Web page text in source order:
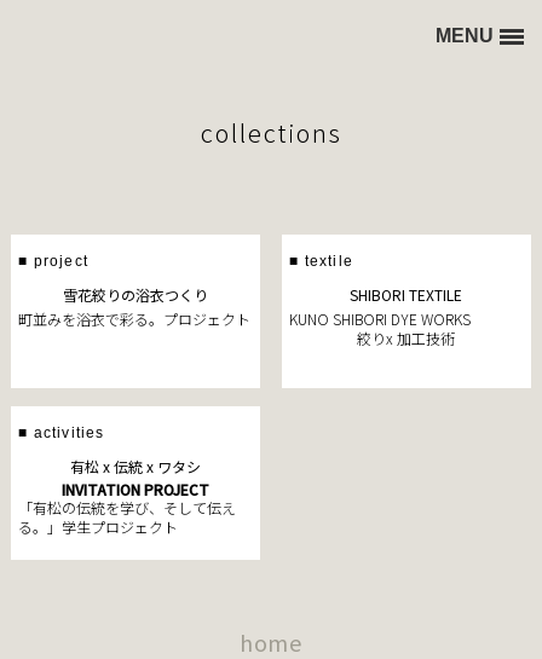
MENU
concept
collections
■ project
雪花絞りの浴衣つくり
町並みを浴衣で彩る。プロジェクト
■ textile
SHIBORI TEXTILE
KUNO SHIBORI DYE WORKS
絞りx 加工技術
■ activities
有松 x 伝統 x ワタシ
INVITATION PROJECT
「有松の伝統を学び、そして伝え
る。」学生プロジェクト
home